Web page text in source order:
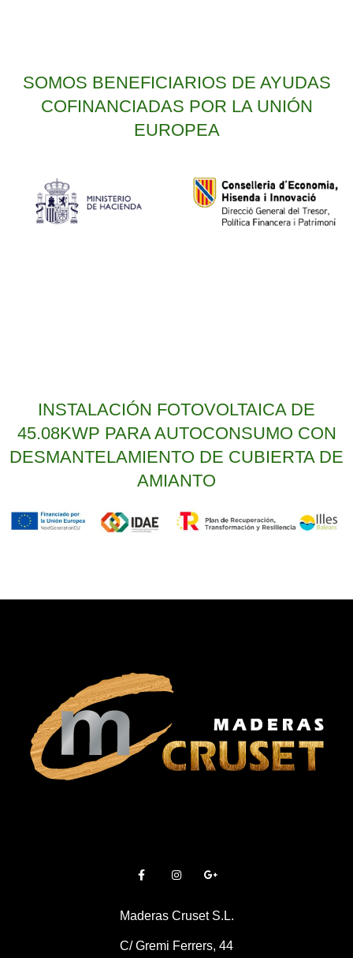
SOMOS BENEFICIARIOS DE AYUDAS
COFINANCIADAS POR LA UNIÓN
EUROPEA
INSTALACIÓN FOTOVOLTAICA DE
45.08KWP PARA AUTOCONSUMO CON
DESMANTELAMIENTO DE CUBIERTA DE
AMIANTO
Maderas Cruset S.L.
C/ Gremi Ferrers, 44